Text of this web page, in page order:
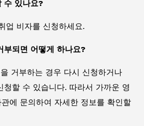
수 있나요?
업 비자를 신청하세요.
부되면 어떻게 하나요?
거부하는 경우 다시 신청하거나
청할 수 있습니다. 따라서 가까운 영
에 문의하여 자세한 정보를 확인할